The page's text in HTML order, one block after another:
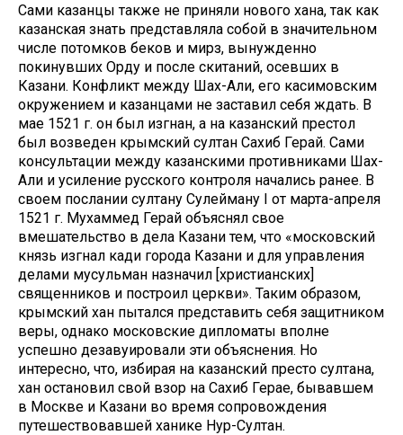
Сами казанцы также не приняли нового хана, так как
казанская знать представляла собой в значительном
числе потомков беков и мирз, вынужденно
покинувших Орду и после скитаний, осевших в
Казани. Конфликт между Шах-Али, его касимовским
окружением и казанцами не заставил себя ждать. В
мае 1521 г. он был изгнан, а на казанский престол
был возведен крымский султан Сахиб Герай. Сами
консультации между казанскими противниками Шах-
Али и усиление русского контроля начались ранее. В
своем послании султану Сулейману I от марта-апреля
1521 г. Мухаммед Герай объяснял свое
вмешательство в дела Казани тем, что «московский
князь изгнал кади города Казани и для управления
делами мусульман назначил [христианских]
священников и построил церкви». Таким образом,
крымский хан пытался представить себя защитником
веры, однако московские дипломаты вполне
успешно дезавуировали эти объяснения. Но
интересно, что, избирая на казанский престо султана,
хан остановил свой взор на Сахиб Герае, бывавшем
в Москве и Казани во время сопровождения
путешествовавшей ханике Нур-Султан.